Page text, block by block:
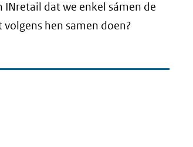
dat we enkel sámen de
hen samen doen?